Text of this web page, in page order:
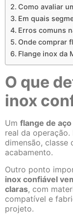
Como avaliar
Em quais
Erros comuns
Onde comprar
Flange inox da
O que
inox
Um flange de
real da operação.
dimensão, classe
acabamento.
Outro ponto
inox confiável
claras, com
compatível e
projeto.